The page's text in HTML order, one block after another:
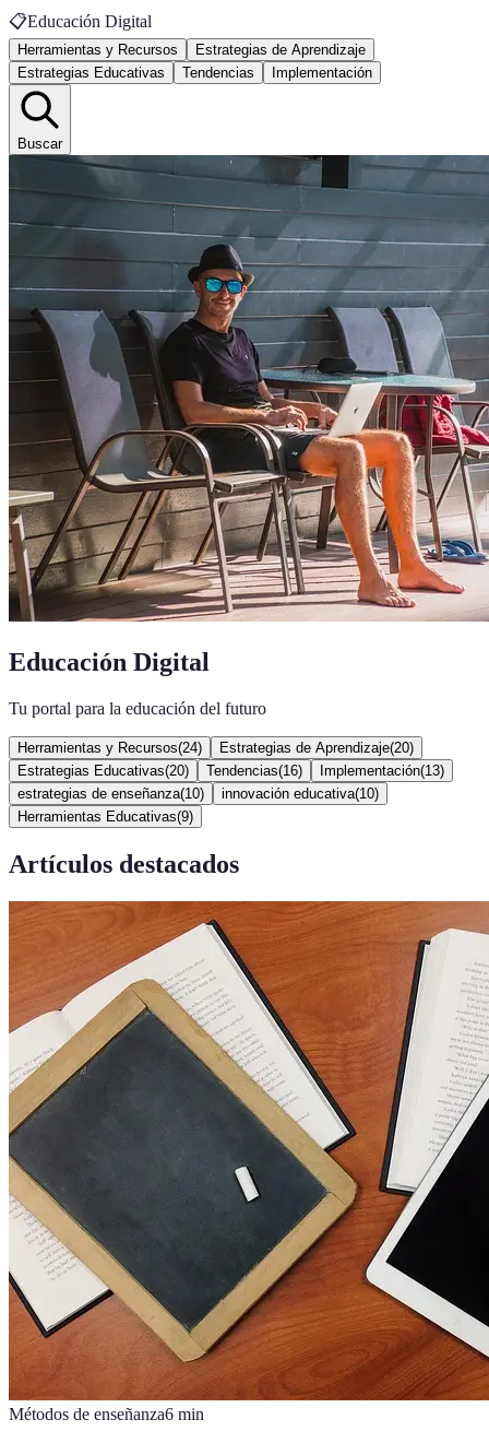
📋Educación Digital
Herramientas y Recursos
Estrategias de Aprendizaje
Estrategias Educativas
Tendencias Implementación
Buscar
Educación Digital
Tu portal para la educación del futuro
Herramientas y Recursos(24) Estrategias de Aprendizaje(20)
Estrategias Educativas(20) Tendencias(16) Implementación(13)
estrategias de enseñanza(10) innovación educativa(10)
Herramientas Educativas(9)
Artículos destacados
Métodos de enseñanza6 min